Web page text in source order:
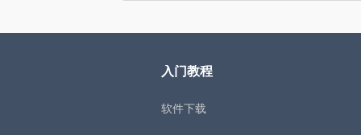
入门教程
软件下载